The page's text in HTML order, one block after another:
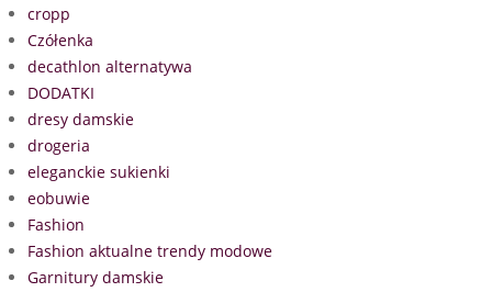
cropp
Czółenka
decathlon alternatywa
DODATKI
dresy damskie
drogeria
eleganckie sukienki
eobuwie
Fashion
Fashion aktualne trendy modowe
Garnitury damskie